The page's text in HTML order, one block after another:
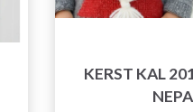
KERST KAL